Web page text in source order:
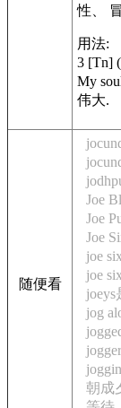
性、
用法:
3 [Tn]
My
伟大.
随便看
Joe
Joe
Joe
joe
joe
jog
朝成